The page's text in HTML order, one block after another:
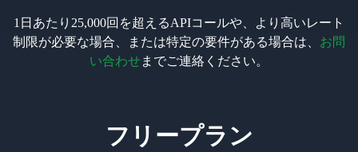
1日あたり25,000回を超えるAPIコールや、より高いレート
制限が必要な場合、または特定の要件がある場合は、 お問
い合わせまでご連絡ください。
フリープラン